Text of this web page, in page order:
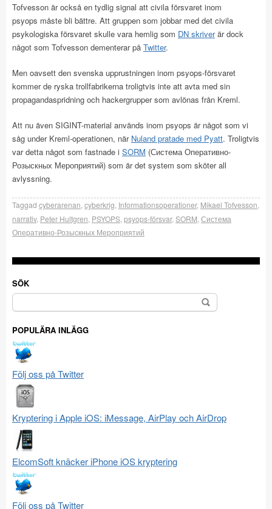
Tofvesson är också en tydlig signal att civila försvaret inom
psyops måste bli bättre. Att gruppen som jobbar med det civila
psykologiska försvaret skulle vara hemlig som DN skriverär dock
något som Tofvesson dementerar på Twitter.
Men oavsett den svenska upprustningen inom psyops-försvaret
kommer de ryska trollfabrikerna troligtvis inte att avta med sin
propagandaspridning och hackergrupper som avlönas från Kreml.
Att nu även SIGINT-material används inom psyops är något som vi
såg under Kreml-operationen, när Nuland pratade med Pyatt. Troligtvis
var detta något som fastnade i SORM (Система Оперативно-
Розыскных Мероприятий) som är det system som sköter all
avlyssning.
Taggad cyberarenan,cyberkrig, Informationsoperationer, Mikael Tofvesson,
narrativ, Peter Hultgren, PSYOPS,psyops-försvar,SORM,Система
Оперативно-Розыскных Мероприятий
SÖK
Sök
efter:
POPULÄRA INLÄGG
Följ oss på Twitter
Kryptering i Apple iOS: iMessage, AirPlay och AirDrop
ElcomSoft knäcker iPhone iOS kryptering
Följ oss på Twitter